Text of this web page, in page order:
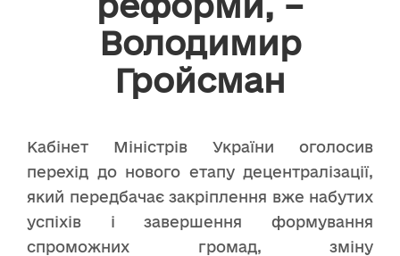
Володимир
Гройсман
Кабінет Міністрів України оголосив
перехід до нового етапу децентралізації,
який передбачає закріплення вже набутих
успіхів і завершення формування
спроможних громад, зміну